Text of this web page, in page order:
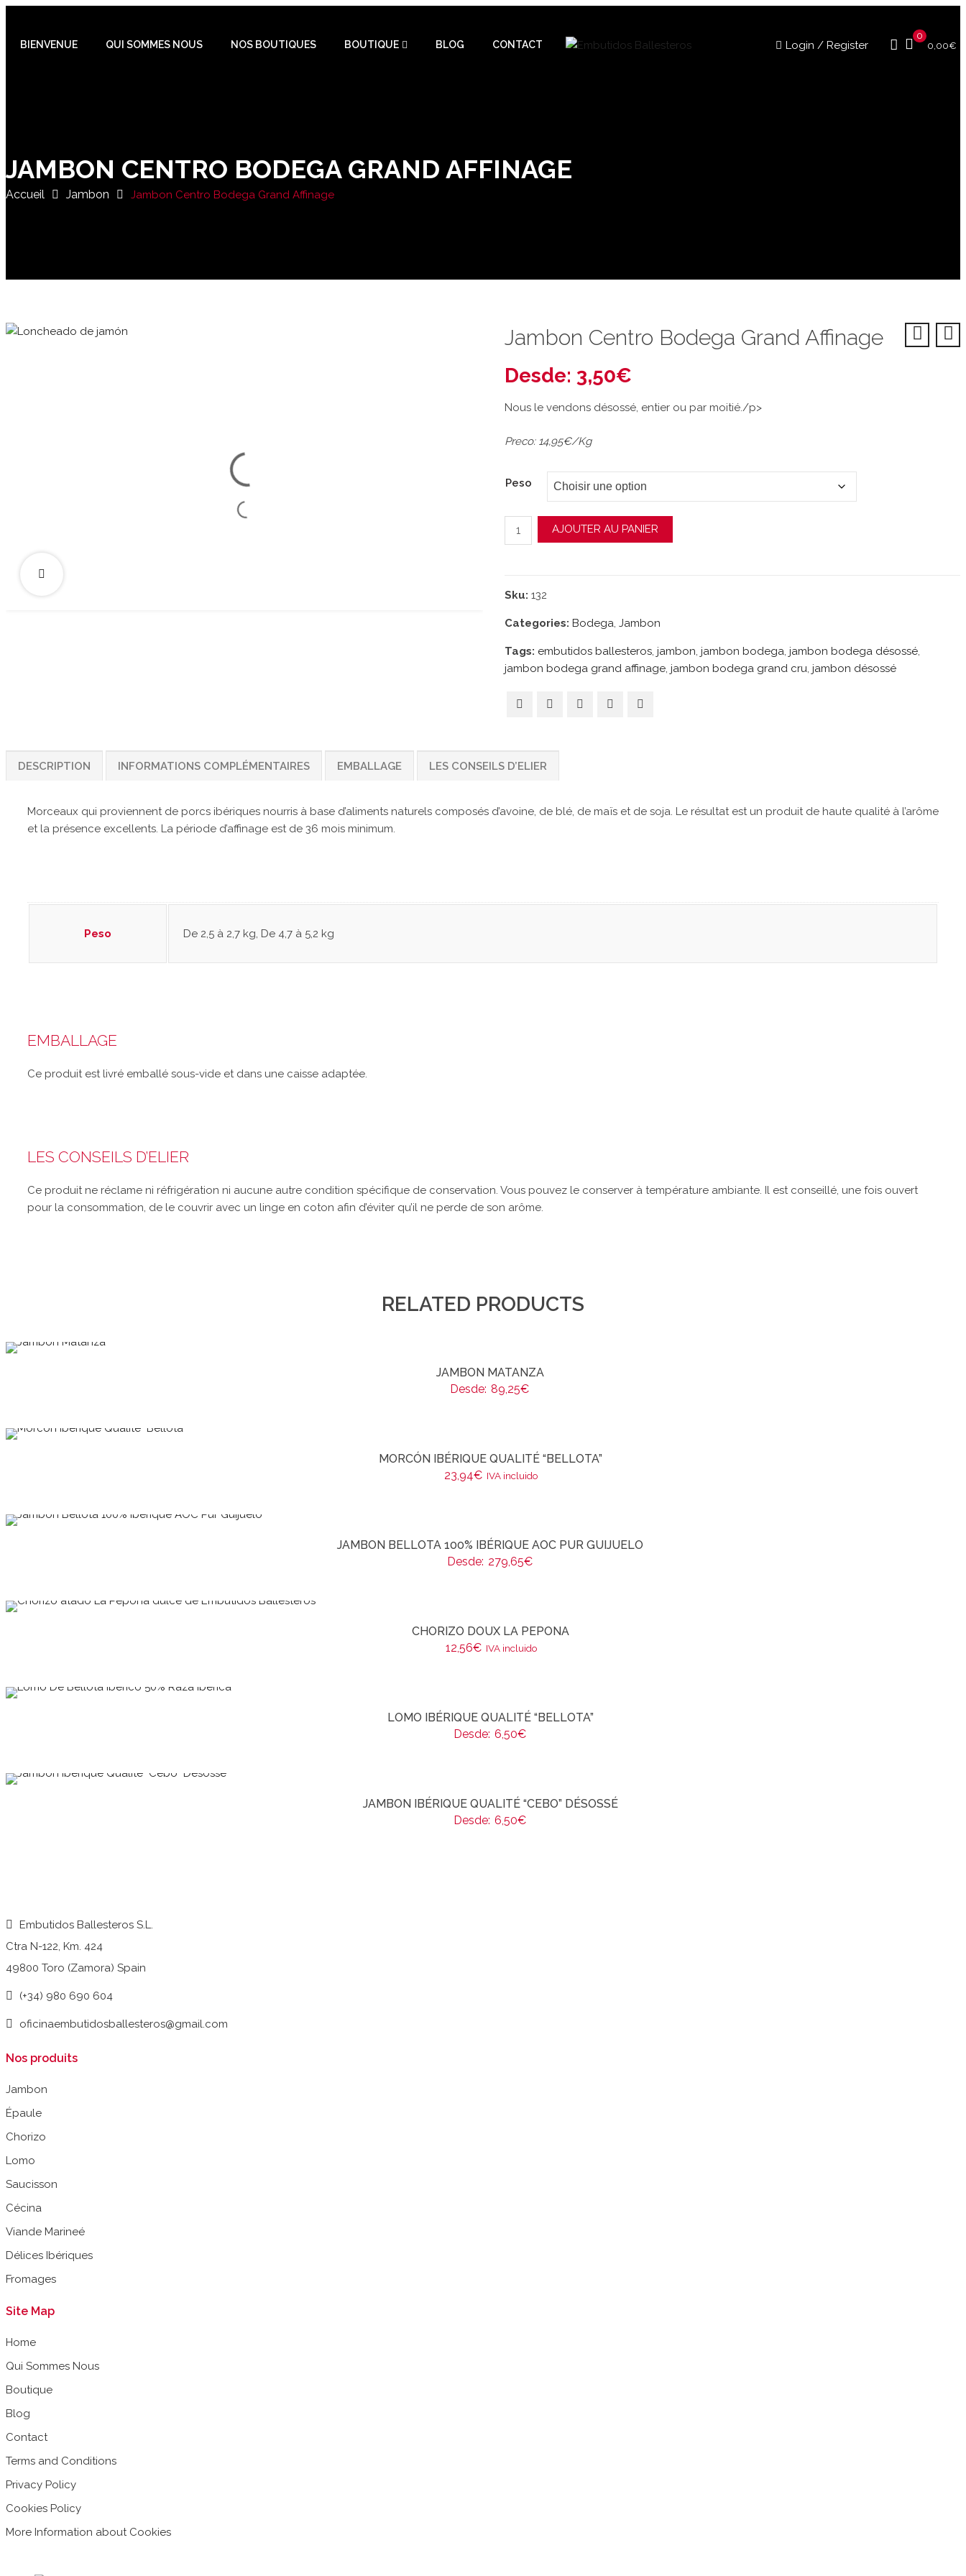
BIENVENUE QUI SOMMES NOUS NOS BOUTIQUES BOUTIQUE BLOG CONTACT Login / Register
0
0,00€
JAMBON CENTRO BODEGA GRAND AFFINAGE
Accueil Jambon Jambon Centro Bodega Grand Affinage
Jambon Centro Bodega Grand Affinage
Desde: 3,50€
Nous le vendons désossé, entier ou par moitié./p>
Preco: 14,95€/Kg
Peso
quantité de Jambon Centro Bodega Grand Affinage
AJOUTER AU PANIER
Sku: 132
Categories: Bodega Jambon
Tags: embutidos ballesteros jambon jambon bodega jambon bodega désossé
jambon bodega grand affinage jambon bodega grand cru jambon désossé
DESCRIPTION INFORMATIONS COMPLÉMENTAIRES EMBALLAGE LES CONSEILS D’ELIER
Morceaux qui proviennent de porcs ibériques nourris à base d’aliments naturels composés d’avoine, de blé, de maïs et de soja. Le résultat est un produit de haute qualité à l’arôme
et la présence excellents. La période d’affinage est de 36 mois minimum.
Peso De 2,5 à 2,7 kg, De 4,7 à 5,2 kg
EMBALLAGE
Ce produit est livré emballé sous-vide et dans une caisse adaptée.
LES CONSEILS D’ELIER
Ce produit ne réclame ni réfrigération ni aucune autre condition spécifique de conservation. Vous pouvez le conserver à température ambiante. Il est conseillé, une fois ouvert
pour la consommation, de le couvrir avec un linge en coton afin d’éviter qu’il ne perde de son arôme.
RELATED PRODUCTS
JAMBON MATANZA
Desde: 89,25€
MORCÓN IBÉRIQUE QUALITÉ “BELLOTA”
23,94€ IVA incluido
JAMBON BELLOTA 100% IBÉRIQUE AOC PUR GUIJUELO
Desde: 279,65€
CHORIZO DOUX LA PEPONA
12,56€ IVA incluido
LOMO IBÉRIQUE QUALITÉ “BELLOTA”
Desde: 6,50€
JAMBON IBÉRIQUE QUALITÉ “CEBO” DÉSOSSÉ
Desde: 6,50€
Embutidos Ballesteros S.L.
Ctra N-122, Km. 424
49800 Toro (Zamora) Spain
(+34) 980 690 604
oficinaembutidosballesteros@gmail.com
Nos produits
Jambon
Épaule
Chorizo
Lomo
Saucisson
Cécina
Viande Marineé
Délices Ibériques
Fromages
Site Map
Home
Qui Sommes Nous
Boutique
Blog
Contact
Terms and Conditions
Privacy Policy
Cookies Policy
More Information about Cookies